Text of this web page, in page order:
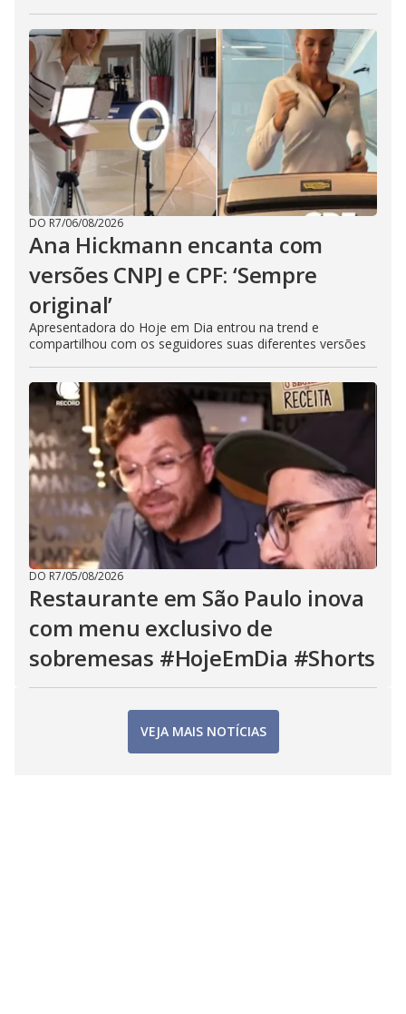
DO R7/06/08/2026
Ana Hickmann encanta com
versões CNPJ e CPF: ‘Sempre
original’
Apresentadora do Hoje em Dia entrou na trend e
compartilhou com os seguidores suas diferentes versões
DO R7/05/08/2026
Restaurante em São Paulo inova
com menu exclusivo de
sobremesas #HojeEmDia #Shorts
VEJA MAIS NOTÍCIAS